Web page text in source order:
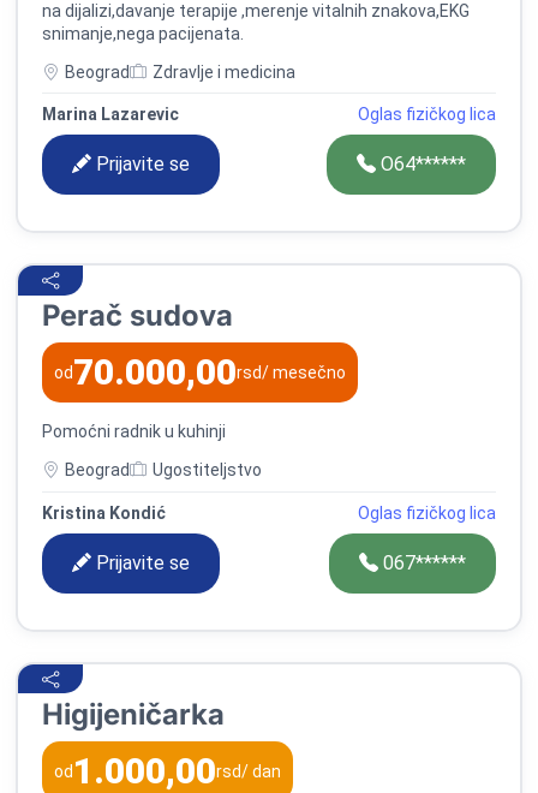
na dijalizi,davanje terapije ,merenje vitalnih znakova,EKG
snimanje,nega pacijenata.
Beograd Zdravlje i medicina
Marina Lazarevic Oglas fizičkog lica
Prijavite se O64******
Perač sudova
od70.000,00rsd/ mesečno
Pomoćni radnik u kuhinji
Beograd Ugostiteljstvo
Kristina Kondić Oglas fizičkog lica
Prijavite se 067******
Higijeničarka
od1.000,00rsd/ dan